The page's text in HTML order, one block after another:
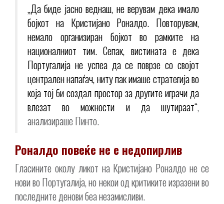
„Да биде јасно веднаш, не верувам дека имало
бојкот на Кристијано Роналдо. Повторувам,
немало организиран бојкот во рамките на
националниот тим. Сепак, вистината е дека
Португалија не успеа да се поврзе со својот
централен напаѓач, ниту пак имаше стратегија во
која тој би создал простор за другите играчи да
влезат во можности и да шутираат“,
анализираше Пинто.
Роналдо повеќе не е недопирлив
Гласините околу ликот на Кристијано Роналдо не се
нови во Португалија, но некои од критиките изразени во
последните денови беа незамисливи.